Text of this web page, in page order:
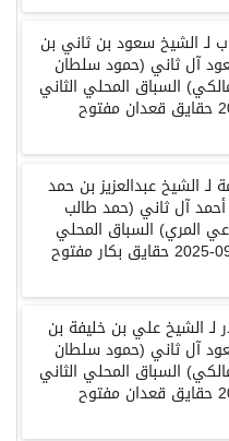
لـ الشيخ سعود بن ثاني بن
آل ثاني (حمود سلطان
السباق المحلي الثاني
حقايق قعدان مفتوح
لـ الشيخ عبدالعزيز بن حمد
آل ثاني (حمد طالب
المري) السباق المحلي
حقايق بكار مفتوح
لـ الشيخ علي بن خليفة بن
آل ثاني (حمود سلطان
السباق المحلي الثاني
حقايق قعدان مفتوح